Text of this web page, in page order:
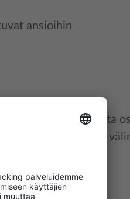
ansioihin
ja edustuksesta
ja kehittämisen